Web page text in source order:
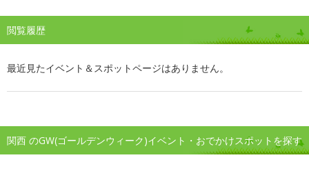
閲覧履歴
最近見たイベント＆スポットページはありません。
関西 のGW(ゴールデンウィーク)イベント・おでかけスポットを探す